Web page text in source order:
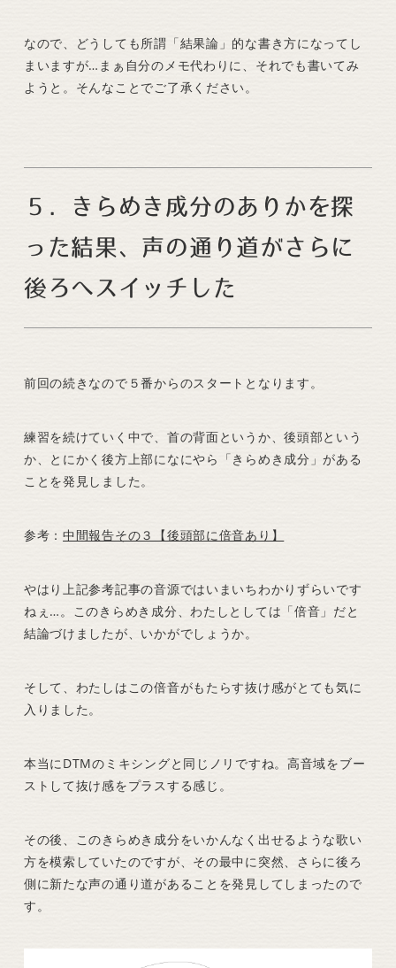
なので、どうしても所謂「結果論」的な書き方になってし
まいますが…まぁ自分のメモ代わりに、それでも書いてみ
ようと。そんなことでご了承ください。
５．きらめき成分のありかを探
った結果、声の通り道がさらに
後ろへスイッチした
前回の続きなので５番からのスタートとなります。
練習を続けていく中で、首の背面というか、後頭部という
か、とにかく後方上部になにやら「きらめき成分」がある
ことを発見しました。
参考：中間報告その３【後頭部に倍音あり】
やはり上記参考記事の音源ではいまいちわかりずらいです
ねぇ…。このきらめき成分、わたしとしては「倍音」だと
結論づけましたが、いかがでしょうか。
そして、わたしはこの倍音がもたらす抜け感がとても気に
入りました。
本当にDTMのミキシングと同じノリですね。高音域をブー
ストして抜け感をプラスする感じ。
その後、このきらめき成分をいかんなく出せるような歌い
方を模索していたのですが、その最中に突然、さらに後ろ
側に新たな声の通り道があることを発見してしまったので
す。